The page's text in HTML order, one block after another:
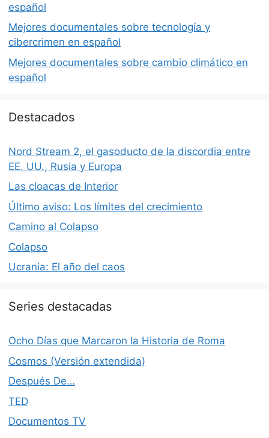
español
Mejores documentales sobre tecnología y
cibercrimen en español
Mejores documentales sobre cambio climático en
español
Destacados
Nord Stream 2, el gasoducto de la discordia entre
EE. UU., Rusia y Europa
Las cloacas de Interior
Último aviso: Los límites del crecimiento
Camino al Colapso
Colapso
Ucrania: El año del caos
Series destacadas
Ocho Días que Marcaron la Historia de Roma
Cosmos (Versión extendida)
Después De…
TED
Documentos TV